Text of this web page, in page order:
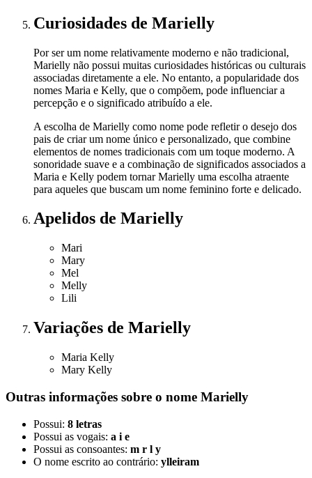
Curiosidades de Marielly
Por ser um nome relativamente moderno e não tradicional,
Marielly não possui muitas curiosidades históricas ou culturais
associadas diretamente a ele. No entanto, a popularidade dos
nomes Maria e Kelly, que o compõem, pode influenciar a
percepção e o significado atribuído a ele.
A escolha de Marielly como nome pode refletir o desejo dos
pais de criar um nome único e personalizado, que combine
elementos de nomes tradicionais com um toque moderno. A
sonoridade suave e a combinação de significados associados a
Maria e Kelly podem tornar Marielly uma escolha atraente
para aqueles que buscam um nome feminino forte e delicado.
Apelidos de Marielly
Mari
Mary
Mel
Melly
Lili
Variações de Marielly
Maria Kelly
Mary Kelly
Outras informações sobre o nome Marielly
Possui: 8 letras
Possui as vogais: a i e
Possui as consoantes: m r l y
O nome escrito ao contrário: ylleiram